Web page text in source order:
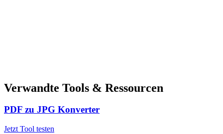
Verwandte Tools & Ressourcen
PDF zu JPG Konverter
Jetzt Tool testen